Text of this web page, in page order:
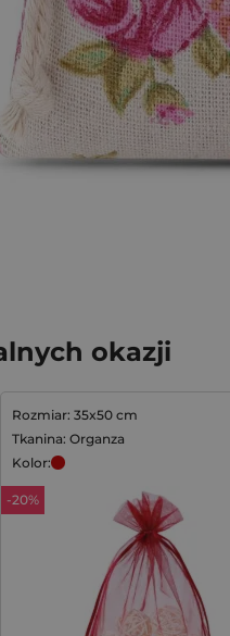
okazji
Rozmiar: 35x50 cm
Tkanina: Organza
Kolor:
-20%